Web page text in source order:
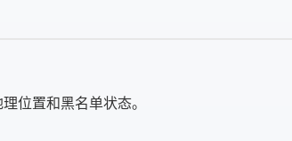
位置和黑名单状态。